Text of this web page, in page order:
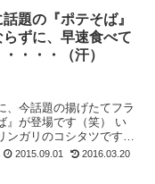
題の『ポテそば』
ずに、早速食べて
・・・（汗）
、今話題の揚げたてフラ
が登場です（笑） い
ンガリのコシタツです
走り行って...
2015.09.01 2016.03.20